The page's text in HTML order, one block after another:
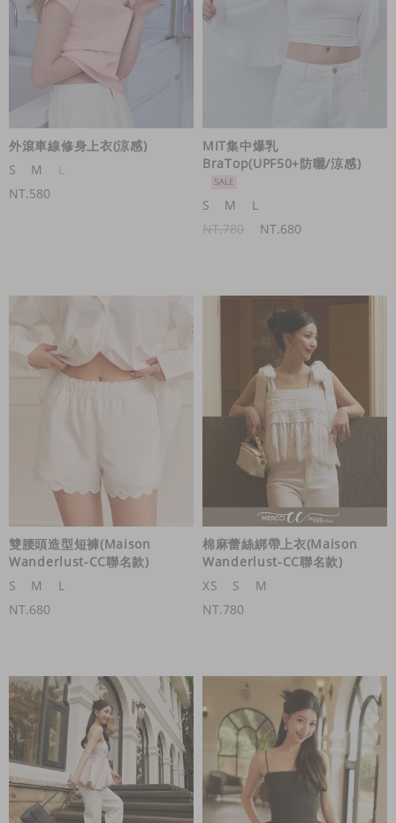
外滾車線修身上衣(涼感)
S
M
L
NT.580
MIT集中爆乳
BraTop(UPF50+防曬/涼感)
S M
L
NT.780
NT.680
雙腰頭造型短褲(Maison
Wanderlust-CC聯名款)
S
M
L
NT.680
棉麻蕾絲綁帶上衣(Maison
Wanderlust-CC聯名款)
XS
S
M
NT.780